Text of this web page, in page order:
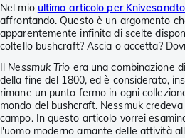
Nel mio ultimo articolo per
affrontando. Questo è un argomento
apparentemente infinita di scelte
coltello bushcraft? Ascia o accetta?
Il Nessmuk Trio era una combinazione
della fine del 1800, ed è considerato,
rimane un punto fermo in ogni
mondo del bushcraft. Nessmuk
campo. In questo articolo vorrei
l'uomo moderno amante delle attività